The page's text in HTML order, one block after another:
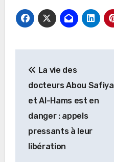
de
l’article
La vie des
docteurs Abou Safiya
et Al-Hams est en
danger : appels
pressants à leur
libération